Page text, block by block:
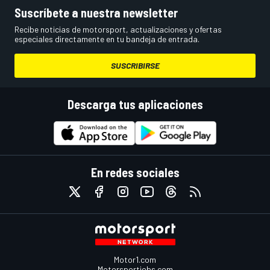
Suscríbete a nuestra newsletter
Recibe noticias de motorsport, actualizaciones y ofertas
especiales directamente en tu bandeja de entrada.
SUSCRIBIRSE
Descarga tus aplicaciones
En redes sociales
Motor1.com